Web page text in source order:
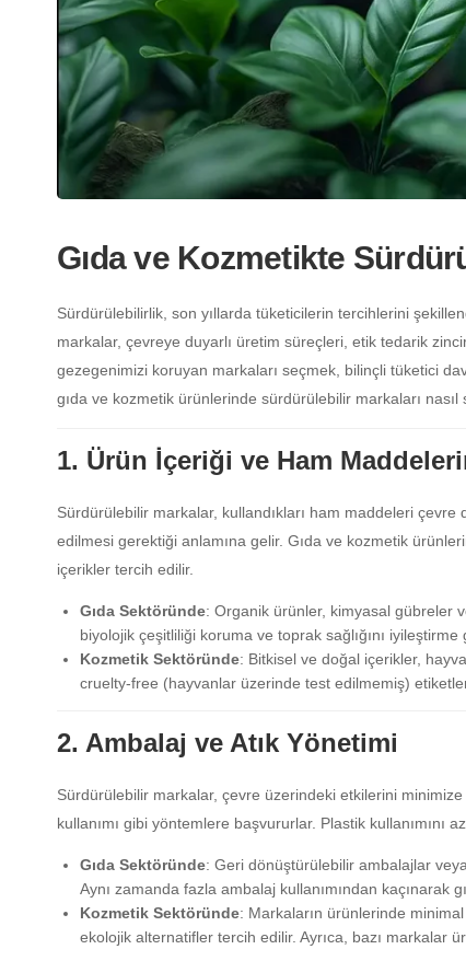
Gıda ve Kozmetikte
Sürdürülebilirlik, son yıllarda tüketicilerin tercihlerini
markalar, çevreye duyarlı üretim süreçleri, etik tedarik
gezegenimizi koruyan markaları seçmek, bilinçli tüketici
gıda ve kozmetik ürünlerinde sürdürülebilir markaları
1. Ürün İçeriği ve Ham
Sürdürülebilir markalar, kullandıkları ham maddeleri
edilmesi gerektiği anlamına gelir. Gıda ve kozmetik
içerikler tercih edilir.
Gıda Sektöründe: Organik ürünler, kimyasal gübreler
biyolojik çeşitliliği koruma ve toprak sağlığını iyileştirme
Kozmetik Sektöründe: Bitkisel ve doğal içerikler,
cruelty-free (hayvanlar üzerinde test edilmemiş)
2. Ambalaj ve Atık Yönetimi
Sürdürülebilir markalar, çevre üzerindeki etkilerini
kullanımı gibi yöntemlere başvururlar. Plastik
Gıda Sektöründe: Geri dönüştürülebilir ambalajlar
Aynı zamanda fazla ambalaj kullanımından kaçınarak
Kozmetik Sektöründe: Markaların ürünlerinde
ekolojik alternatifler tercih edilir. Ayrıca, bazı markalar